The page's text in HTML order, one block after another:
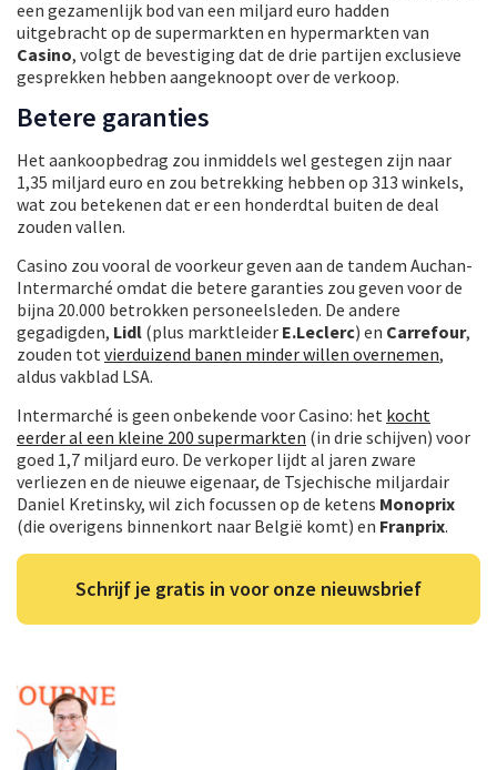
een gezamenlijk bod van een miljard euro hadden
uitgebracht op de supermarkten en hypermarkten van
Casino, volgt de bevestiging dat de drie partijen exclusieve
gesprekken hebben aangeknoopt over de verkoop.
Betere garanties
Het aankoopbedrag zou inmiddels wel gestegen zijn naar
1,35 miljard euro en zou betrekking hebben op 313 winkels,
wat zou betekenen dat er een honderdtal buiten de deal
zouden vallen.
Casino zou vooral de voorkeur geven aan de tandem Auchan-
Intermarché omdat die betere garanties zou geven voor de
bijna 20.000 betrokken personeelsleden. De andere
gegadigden, Lidl (plus marktleider E.Leclerc) en Carrefour,
zouden totvierduizend banen minder willen overnemen,
aldus vakblad LSA.
Intermarché is geen onbekende voor Casino: het kocht
eerder al een kleine 200 supermarkten (in drie schijven) voor
goed 1,7 miljard euro. De verkoper lijdt al jaren zware
verliezen en de nieuwe eigenaar, de Tsjechische miljardair
Daniel Kretinsky, wil zich focussen op de ketens Monoprix
(die overigens binnenkort naar België komt) en Franprix.
Schrijf je gratis in voor onze nieuwsbrief